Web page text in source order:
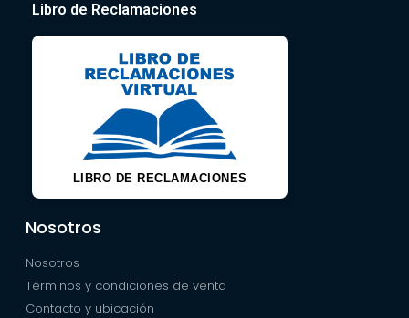
Libro de Reclamaciones
LIBRO DE RECLAMACIONES
Nosotros
Nosotros
Términos y condiciones de venta
Contacto y ubicación